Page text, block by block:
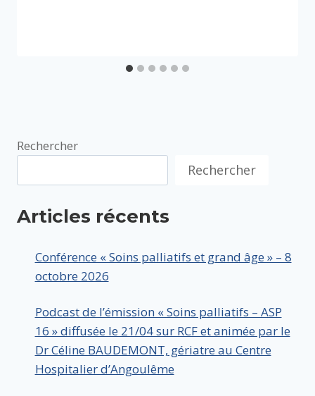
Rechercher
Rechercher
Articles récents
Conférence « Soins palliatifs et grand âge » – 8
octobre 2026
Podcast de l’émission « Soins palliatifs – ASP
16 » diffusée le 21/04 sur RCF et animée par le
Dr Céline BAUDEMONT, gériatre au Centre
Hospitalier d’Angoulême